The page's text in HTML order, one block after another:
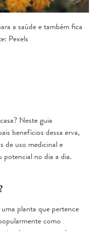
a saúde e também fica
Pexels
Neste guia
benefícios dessa erva,
de uso medicinal e
potencial no dia a dia.
planta que pertence
como